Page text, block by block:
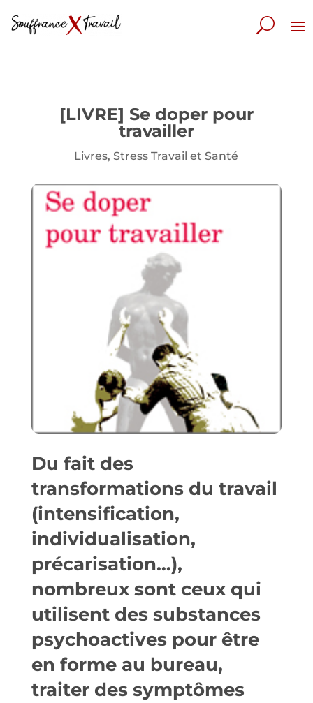
[LIVRE] Se doper pour
travailler
Livres,Stress Travail et Santé
Du fait des
transformations du travail
(intensification,
individualisation,
précarisation…),
nombreux sont ceux qui
utilisent des substances
psychoactives pour être
en forme au bureau,
traiter des symptômes